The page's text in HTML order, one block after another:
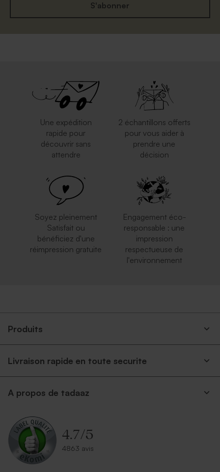
S'abonner
Une expédition
rapide pour
découvrir sans
attendre
2 échantillons offerts
pour vous aider à
prendre une
décision
Soyez pleinement
Satisfait ou
bénéficiez d'une
réimpression gratuite
Engagement éco-
responsable : une
impression
respectueuse de
l'environnement
Produits
Livraison rapide en toute securite
A propos de tadaaz
4.7/5
4863 avis